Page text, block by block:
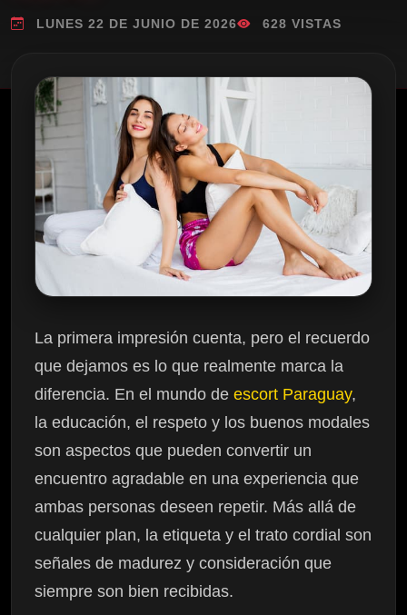
LUNES 22 DE JUNIO DE 2026 628 VISTAS
La primera impresión cuenta, pero el recuerdo
que dejamos es lo que realmente marca la
diferencia. En el mundo de escort Paraguay,
la educación, el respeto y los buenos modales
son aspectos que pueden convertir un
encuentro agradable en una experiencia que
ambas personas deseen repetir. Más allá de
cualquier plan, la etiqueta y el trato cordial son
señales de madurez y consideración que
siempre son bien recibidas.